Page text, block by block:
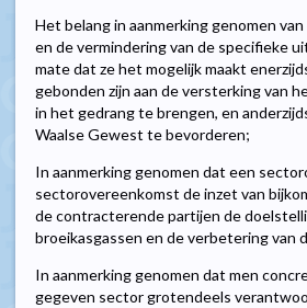
Het belang in aanmerking genomen
en de vermindering van de specifieke
mate dat ze het mogelijk maakt
gebonden zijn aan de versterking van
in het gedrang te brengen, en
Waalse Gewest te bevorderen;
In aanmerking genomen dat een
sectorovereenkomst de inzet van
de contracterende partijen de
broeikasgassen en de verbetering
In aanmerking genomen dat men
gegeven sector grotendeels